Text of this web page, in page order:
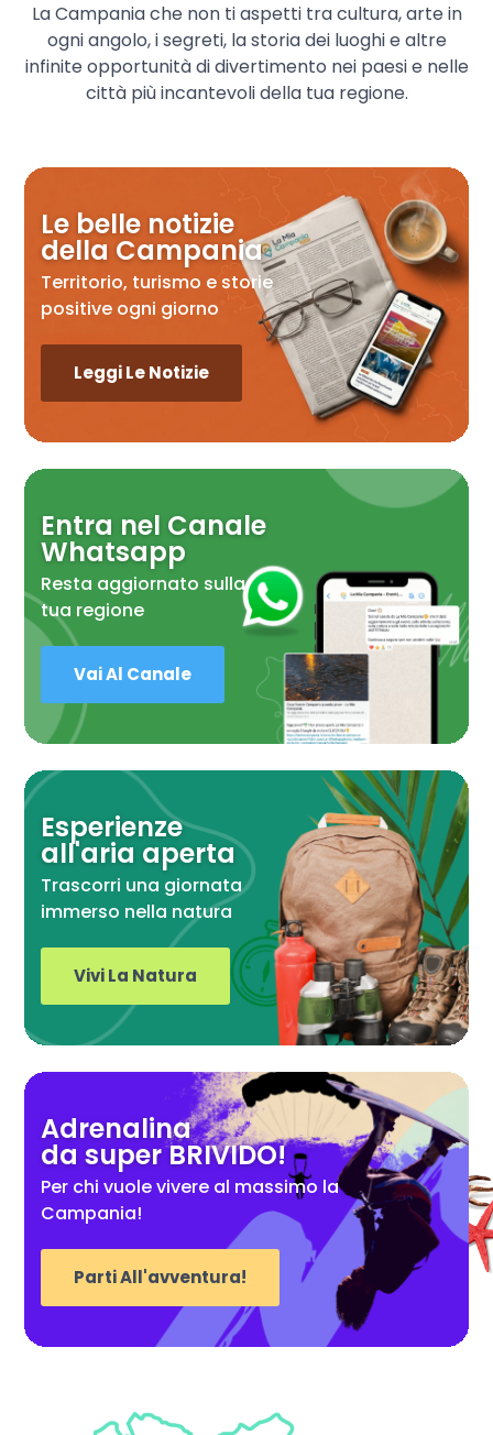
La Campania che non ti aspetti tra cultura, arte in
ogni angolo, i segreti, la storia dei luoghi e altre
infinite opportunità di divertimento nei paesi e nelle
città più incantevoli della tua regione.
Le belle notizie
della Campania
Territorio, turismo e storie
positive ogni giorno
Leggi Le Notizie
Entra nel Canale
Whatsapp
Resta aggiornato sulla
tua regione
Vai Al Canale
Esperienze
all'aria aperta
Trascorri una giornata
immerso nella natura
Vivi La Natura
Adrenalina
da super BRIVIDO!
Per chi vuole vivere al massimo la
Campania!
Parti All'avventura!